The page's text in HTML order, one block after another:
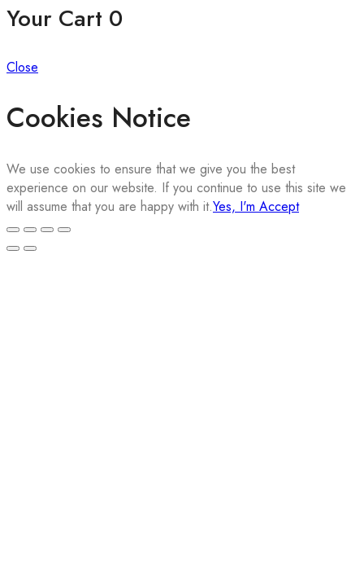
Your Cart 0
Close
Cookies Notice
We use cookies to ensure that we give you the best
experience on our website. If you continue to use this site we
will assume that you are happy with it.Yes, I'm Accept